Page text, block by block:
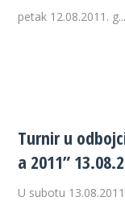
petak 12.08.2011. g...
Turnir u
a 2011”
U subotu